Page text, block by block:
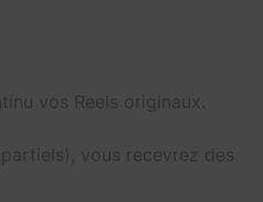
vos Reels originaux.
vous recevrez des